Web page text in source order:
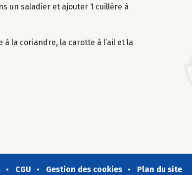
un saladier et ajouter 1 cuillère à
la coriandre, la carotte à l’ail et la
CGU Gestion des cookies Plan du site